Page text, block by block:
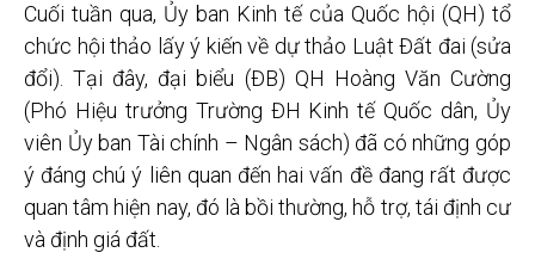
Cuối tuần qua, Ủy ban Kinh tế của Quốc hội (QH) tổ
chức hội thảo lấy ý kiến về dự thảo Luật Đất đai (sửa
đổi). Tại đây, đại biểu (ĐB) QH Hoàng Văn Cường
(Phó Hiệu trưởng Trường ĐH Kinh tế Quốc dân, Ủy
viên Ủy ban Tài chính – Ngân sách) đã có những góp
ý đáng chú ý liên quan đến hai vấn đề đang rất được
quan tâm hiện nay, đó là bồi thường, hỗ trợ, tái định cư
và định giá đất.